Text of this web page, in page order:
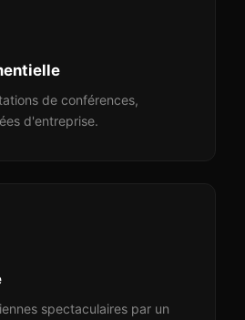
de conférences,
d'entreprise.
spectaculaires par un